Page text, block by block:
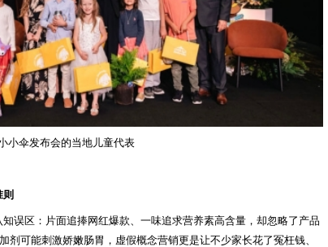
小伞发布会的当地儿童代表
误区：片面追捧网红爆款、一味追求营养素高含量，却忽略了产品
剂可能刺激娇嫩肠胃，虚假概念营销更是让不少家长花了冤枉钱、